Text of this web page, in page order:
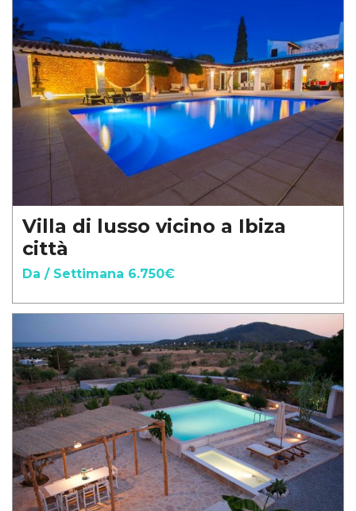
Villa di lusso vicino a Ibiza
città
Da / Settimana 6.750€